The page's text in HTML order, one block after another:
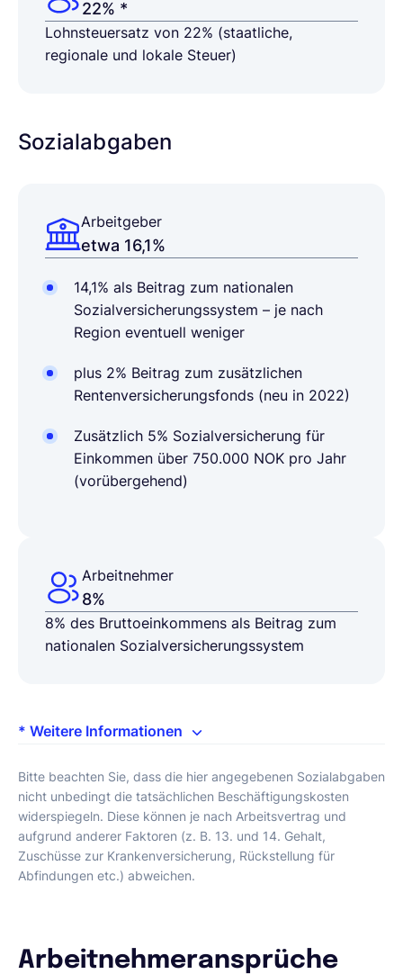
22% *
Lohnsteuersatz von 22% (staatliche,
regionale und lokale Steuer)
Sozialabgaben
Arbeitgeber
etwa 16,1%
14,1% als Beitrag zum nationalen
Sozialversicherungssystem – je nach
Region eventuell weniger
plus 2% Beitrag zum zusätzlichen
Rentenversicherungsfonds (neu in 2022)
Zusätzlich 5% Sozialversicherung für
Einkommen über 750.000 NOK pro Jahr
(vorübergehend)
Arbeitnehmer
8%
8% des Bruttoeinkommens als Beitrag zum
nationalen Sozialversicherungssystem
* Weitere Informationen
Bitte beachten Sie, dass die hier angegebenen Sozialabgaben
nicht unbedingt die tatsächlichen Beschäftigungskosten
widerspiegeln. Diese können je nach Arbeitsvertrag und
aufgrund anderer Faktoren (z. B. 13. und 14. Gehalt,
Zuschüsse zur Krankenversicherung, Rückstellung für
Abfindungen etc.) abweichen.
Arbeitnehmeransprüche